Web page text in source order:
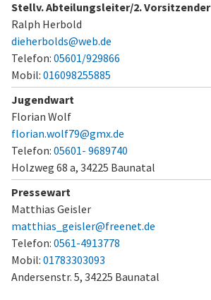
Stellv. Abteilungsleiter/2. Vorsitzender
Ralph Herbold
dieherbolds@web.de
Telefon: 05601/929866
Mobil: 016098255885
Jugendwart
Florian Wolf
florian.wolf79@gmx.de
Telefon: 05601- 9689740
Holzweg 68 a, 34225 Baunatal
Pressewart
Matthias Geisler
matthias_geisler@freenet.de
Telefon: 0561-4913778
Mobil: 01783303093
Andersenstr. 5, 34225 Baunatal